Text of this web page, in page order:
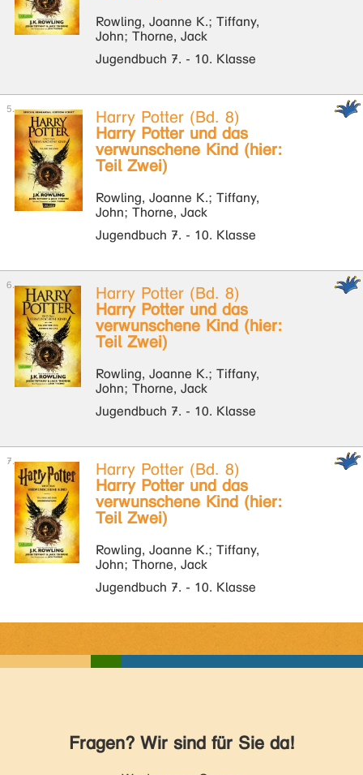
Rowling, Joanne K.; Tiffany,
John; Thorne, Jack
Jugendbuch 7. - 10. Klasse
Harry Potter (Bd. 8)
Harry Potter und das
verwunschene Kind (hier:
Teil Zwei)
Rowling, Joanne K.; Tiffany,
John; Thorne, Jack
Jugendbuch 7. - 10. Klasse
Harry Potter (Bd. 8)
Harry Potter und das
verwunschene Kind (hier:
Teil Zwei)
Rowling, Joanne K.; Tiffany,
John; Thorne, Jack
Jugendbuch 7. - 10. Klasse
Harry Potter (Bd. 8)
Harry Potter und das
verwunschene Kind (hier:
Teil Zwei)
Rowling, Joanne K.; Tiffany,
John; Thorne, Jack
Jugendbuch 7. - 10. Klasse